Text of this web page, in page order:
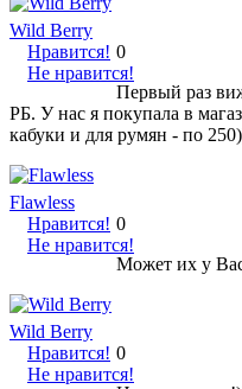
Wild Berry
Нравится!
Не нравится!
0
Первый раз
РБ. У нас я покупала в
кабуки и для румян - по
Flawless
Нравится!
Не нравится!
0
Может их у
Wild Berry
Нравится!
Не нравится!
0